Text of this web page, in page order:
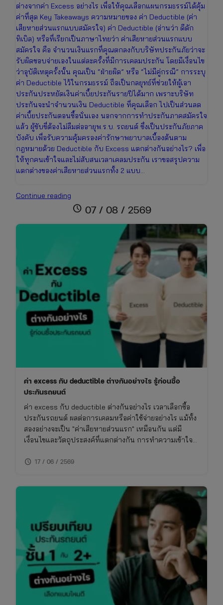
ต่างจากค่า Excess อย่างไร เพื่อให้คุณเลือกแผนกรมธรรม์ได้คุ้ม
ค่าที่สุด Key Takeaways ความหมายของ ค่า Deductible (ค่า
เสียหายส่วนแรกแบบสมัครใจ) ค่า Deductible (อ่านว่า ดีดัก
ทิเบิล) หรือที่เรียกเป็นภาษาไทยว่า ค่าเสียหายส่วนแรกแบบ
สมัครใจ คือ จำนวนเงินแรกที่คุณตกลงกับบริษัทประกันภัยว่าจะ
รับผิดชอบจ่ายเองในแต่ละครั้งที่มีการเคลมประกัน โดยมีเงื่อนไข
ว่าอุบัติเหตุครั้งนั้น คุณเป็น “ฝ่ายผิด” หรือ “ไม่มีคู่กรณี” การระบุ
ค่า Deductible ไว้ในกรมธรรม์ ถือเป็นกลยุทธ์ที่ช่วยให้ผู้เอา
ประกันประหยัดเงินค่าเบี้ยประกันรายปีได้มาก เพราะบริษัท
ประกันจะนำจำนวนเงิน Deductible ที่คุณเลือก ไปเป็นส่วนลด
ค่าเบี้ยประกันตอนซื้อนั่นเอง นอกจากการทำประกันภาคสมัครใจ
แล้ว ผู้ขับขี่ต้องไม่ลืมต่ออายุพ.ร.บ. รถยนต์ ซึ่งเป็นประกันภัยภาค
บังคับ เพื่อรับความคุ้มครองค่ารักษาพยาบาลเบื้องต้นตาม
กฎหมายด้วย Deductible กับ Excess แตกต่างกันอย่างไร? เพื่อ
ให้ทุกคนเข้าใจและไม่สับสนเวลาเคลมประกัน เราขอสรุปความ
แตกต่างของค่าเสียหายส่วนแรกทั้ง 2 แบบ…
Continue reading
คือ
รถ
รู้
ก่อน
ซื้อ
ประกัน
schedule 07 / 08 / 2569
ค่า excess กับ deductible ต่างกันอย่างไร รู้ก่อนซื้อ
ประกันรถยนต์
ค่า excess กับ deductible ต่างกันอย่างไร เวลาเลือกซื้อ
ประกันรถยนต์ ผลต่อการเคลมหรือค่าใช้จ่ายอย่างไร แม้ทั้ง
สองอย่างจะเป็น "ค่าเสียหายส่วนแรก" เหมือนกัน แต่มี
เงื่อนไขและวัตถุประสงค์ที่แตกต่างกัน การทำความเข้าใจ
ไม่พลาดย้อนหลัง
schedule 17 / 06 / 2569